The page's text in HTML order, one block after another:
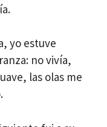
yo estuve
no vivía,
las olas me